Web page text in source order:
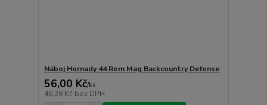
Náboj Hornady 44 Rem Mag Backcountry Defense
56,00 Kč/ks
46,28 Kč bez DPH